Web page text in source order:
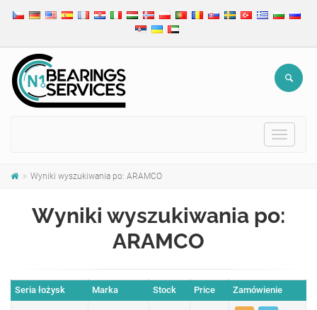
Toggle
Wyniki wyszukiwania po: ARAMCO
Wyniki wyszukiwania po:
ARAMCO
Seria łożysk Marka Stock Price Zamówienie